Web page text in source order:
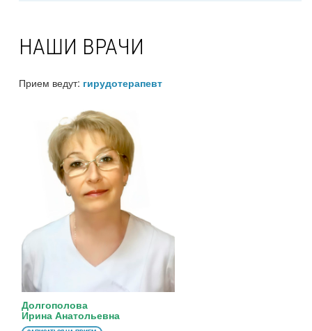
НАШИ ВРАЧИ
Прием ведут: гирудотерапевт
Долгополова
Ирина Анатольевна